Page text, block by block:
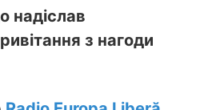
надіслав
з нагоди